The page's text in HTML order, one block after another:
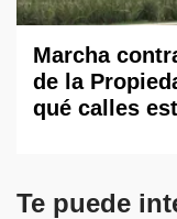
Marcha
de la
qué calles
Te puede